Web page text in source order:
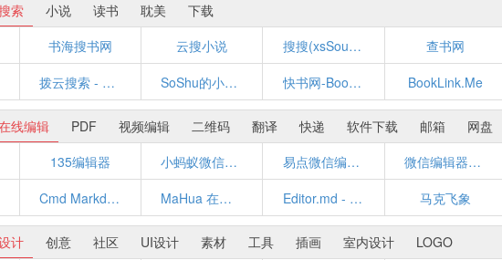
索 小说 读书 耽美
下载
书海搜书网 云搜小说 搜搜(xsSouSou.com) 查书网
拨云搜索 - 搜小说专业引擎 SoShu的小说搜索网站-搜书 快书网-BookSo最好的小说搜索阅读网站 BookLink.Me
线编辑 PDF 视频编辑 二维码 翻译 快递 软件下载 邮箱 网盘
135编辑器 小蚂蚁微信编辑器 易点微信编辑器 微信编辑器_i排版
Cmd Markdown 编辑阅读器 MaHua 在线markdown编辑器 Editor.md - 开源在线 Markdown 编辑器 马克飞象
计 创意 社区 UI设计 素材 工具 插画 室内设计
LOGO